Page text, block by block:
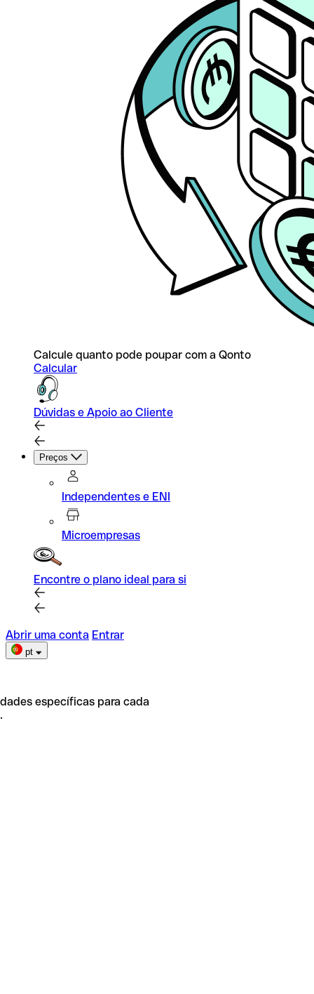
Calcule quanto pode poupar com a Qonto
Calcular
Dúvidas e Apoio ao Cliente
Preços
Independentes e ENI
Microempresas
Encontre o plano ideal para si
Abrir uma conta Entrar
pt
específicas para cada